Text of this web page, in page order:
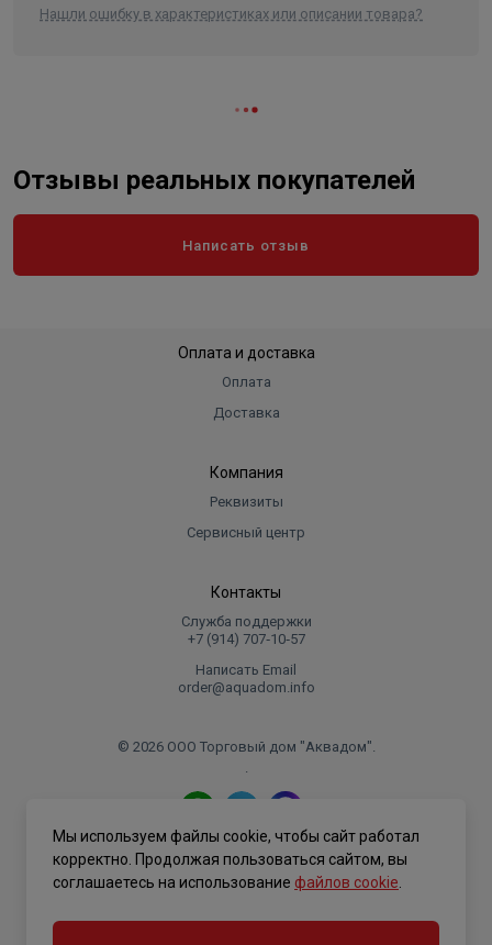
Нашли ошибку в характеристиках или описании товара?
Отзывы реальных покупателей
Написать отзыв
Оплата и доставка
Оплата
Доставка
Компания
Реквизиты
Сервисный центр
Контакты
Служба поддержки
+7 (914) 707‑10‑57
Написать Email
order@aquadom.info
© 2026 ООО Торговый дом "Аквадом".
.
Политика конфиденциальности
Мы используем файлы cookie, чтобы сайт работал
корректно. Продолжая пользоваться сайтом, вы
соглашаетесь на использование файлов cookie